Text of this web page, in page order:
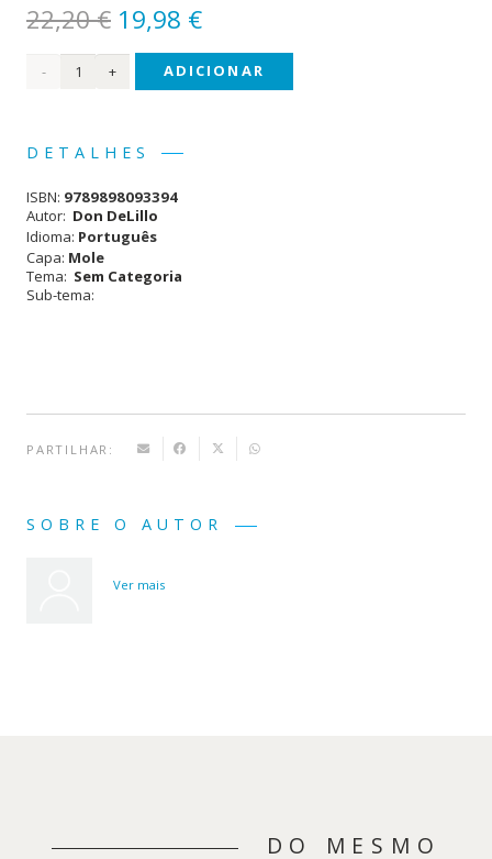
22,20€ O
preço
original
22,20 €.
19,98 €O
preço
atual
Quantidade
Queda
ADICIONAR
DETALHES
ISBN: 9789898093394
Autor: Don DeLillo
Idioma: Português
Capa: Mole
Tema: Sem Categoria
Sub-tema:
PARTILHAR:
SOBRE O AUTOR
Ver mais
DO MESMO